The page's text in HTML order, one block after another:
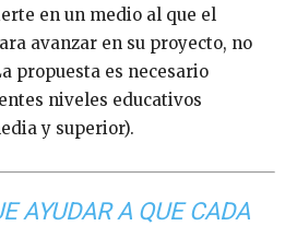
en un medio al que el
avanzar en su proyecto, no
propuesta es necesario
niveles educativos
y superior).
AYUDAR A QUE CADA